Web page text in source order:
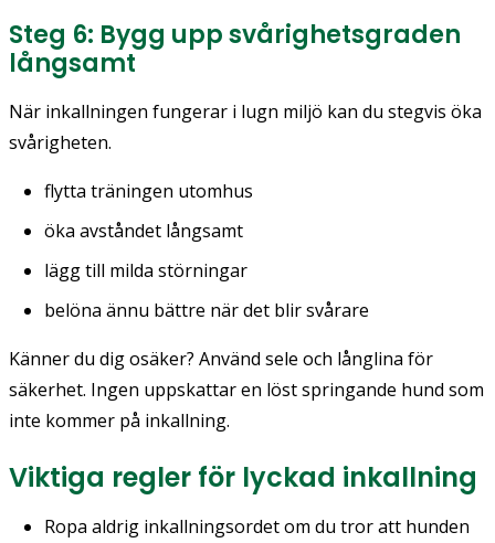
Steg 6: Bygg upp svårighetsgraden
långsamt
När inkallningen fungerar i lugn miljö kan du stegvis öka
svårigheten.
flytta träningen utomhus
öka avståndet långsamt
lägg till milda störningar
belöna ännu bättre när det blir svårare
Känner du dig osäker? Använd sele och långlina för
säkerhet. Ingen uppskattar en löst springande hund som
inte kommer på inkallning.
Viktiga regler för lyckad inkallning
Ropa aldrig inkallningsordet om du tror att hunden